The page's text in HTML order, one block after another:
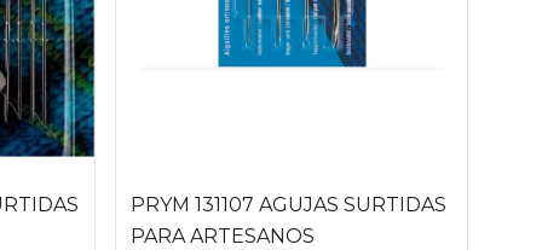
PRYM 131107 AGUJAS SURTIDAS
PARA ARTESANOS